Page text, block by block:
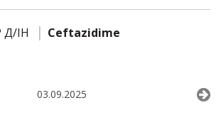
ІН Ceftazidime
03.09.2025